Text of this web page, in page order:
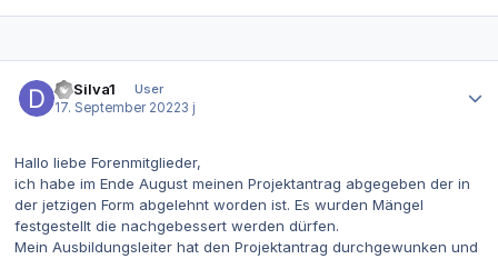
DaSilva1
User
17. September 20223 j
Hallo liebe Forenmitglieder,
ich habe im Ende August meinen Projektantrag abgegeben der in
der jetzigen Form abgelehnt worden ist. Es wurden Mängel
festgestellt die nachgebessert werden dürfen.
Mein Ausbildungsleiter hat den Projektantrag durchgewunken und